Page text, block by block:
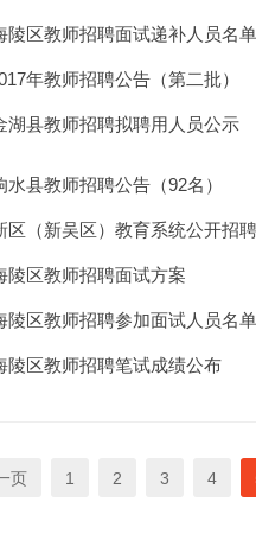
陵区教师招聘面试递补人员名单
年教师招聘公告（第二批）
湖县教师招聘拟聘用人员公示
县教师招聘公告（92名）
区（新吴区）教育系统公开招
陵区教师招聘面试方案
陵区教师招聘参加面试人员名
陵区教师招聘笔试成绩公布
页 1 2 3 4